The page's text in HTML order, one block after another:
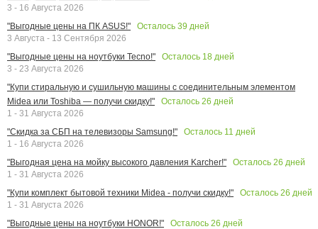
3 - 16 Августа 2026
"Выгодные цены на ПК ASUS!"
Осталось 39 дней
3 Августа - 13 Сентября 2026
"Выгодные цены на ноутбуки Tecno!"
Осталось 18 дней
3 - 23 Августа 2026
"Купи стиральную и сушильную машины с соединительным элементом
Midea или Toshiba — получи скидку!"
Осталось 26 дней
1 - 31 Августа 2026
"Скидка за СБП на телевизоры Samsung!"
Осталось 11 дней
1 - 16 Августа 2026
"Выгодная цена на мойку высокого давления Karcher!"
Осталось 26 дней
1 - 31 Августа 2026
"Купи комплект бытовой техники Midea - получи скидку!"
Осталось 26 дней
1 - 31 Августа 2026
"Выгодные цены на ноутбуки HONOR!"
Осталось 26 дней